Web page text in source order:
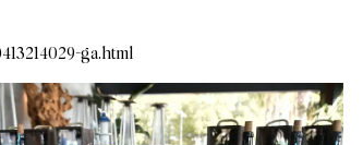
ga.html